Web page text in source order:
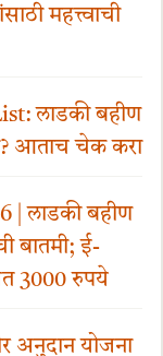
महत्त्वाची
लाडकी बहीण
आताच चेक करा
| लाडकी बहीण
बातमी; ई-
3000 रुपये
अनुदान योजना